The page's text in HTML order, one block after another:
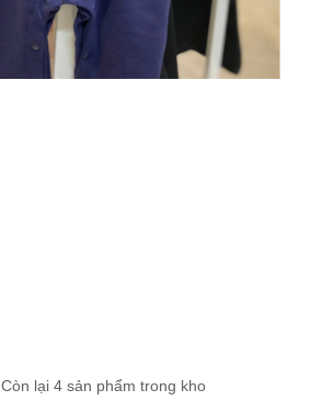
Còn lại 4 sản phẩm trong kho
Mã giảm giá:
Ngày hết hạn: